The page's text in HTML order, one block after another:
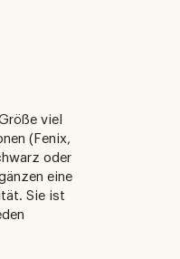
viel
(Fenix,
oder
eine
Sie ist